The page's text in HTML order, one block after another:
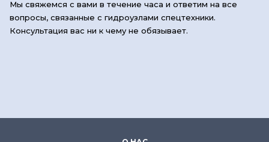
Мы свяжемся с вами в течение часа и ответим на все
вопросы, связанные с гидроузлами спецтехники.
Консультация вас ни к чему не обязывает.